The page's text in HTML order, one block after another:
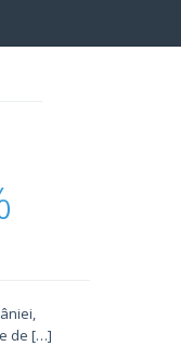
de […]